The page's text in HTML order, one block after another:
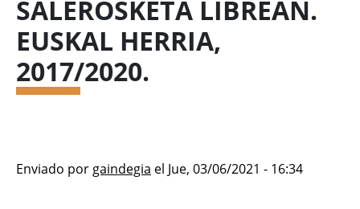
SALEROSKETA LIBREAN.
EUSKAL HERRIA,
2017/2020.
Enviado por gaindegia el Jue, 03/06/2021 - 16:34